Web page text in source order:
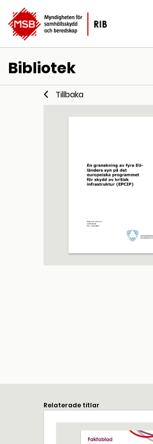
Bibliotek
Tillbaka
Relaterade titlar